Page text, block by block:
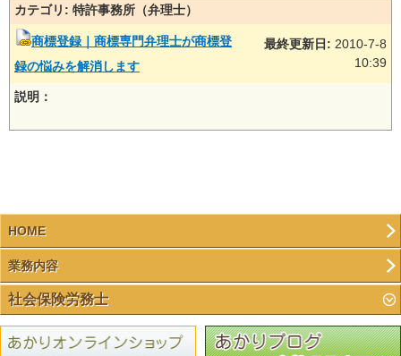
カテゴリ: 特許事務所（弁理士）
商標登録｜商標専門弁理士が商標登
録の悩みを解消します
最終更新日: 2010-7-8
10:39
説明：
HOME
業務内容
社会保険労務士